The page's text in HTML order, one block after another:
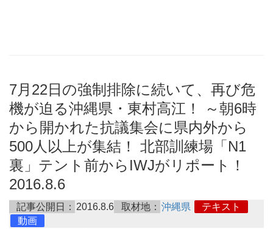
7月22日の強制排除に続いて、再び危
機が迫る沖縄県・東村高江！ ～朝6時
から開かれた抗議集会に県内外から
500人以上が集結！ 北部訓練場「N1
裏」テント前からIWJがリポート！
2016.8.6
記事公開日： 2016.8.6 取材地： 沖縄県
テキスト
動画